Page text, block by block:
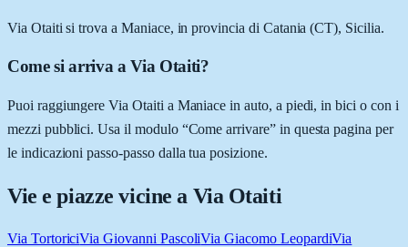
Via Otaiti si trova a Maniace, in provincia di Catania (CT), Sicilia.
Come si arriva a Via Otaiti?
Puoi raggiungere Via Otaiti a Maniace in auto, a piedi, in bici o con i
mezzi pubblici. Usa il modulo “Come arrivare” in questa pagina per
le indicazioni passo-passo dalla tua posizione.
Vie e piazze vicine a Via Otaiti
Via TortoriciVia Giovanni PascoliVia Giacomo LeopardiVia